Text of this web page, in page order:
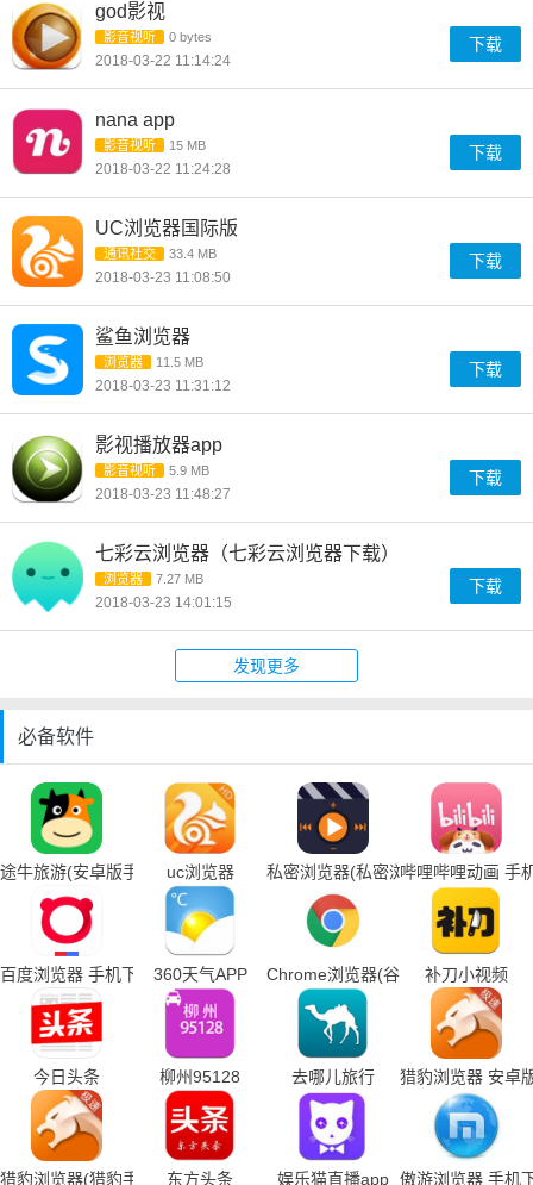
god影视
影音视听 0 bytes
2018-03-22 11:14:24
下载
nana app
影音视听 15 MB
2018-03-22 11:24:28
下载
UC浏览器国际版
通讯社交 33.4 MB
2018-03-23 11:08:50
下载
鲨鱼浏览器
浏览器 11.5 MB
2018-03-23 11:31:12
下载
影视播放器app
影音视听 5.9 MB
2018-03-23 11:48:27
下载
七彩云浏览器（七彩云浏览器下载）
浏览器 7.27 MB
2018-03-23 14:01:15
下载
发现更多
必备软件
途牛旅游(安卓版手机下载)uc浏览器 私密浏览器(私密浏览器手机下载)
哔哩哔哩动画 手
百度浏览器 手机下载360天气APP Chrome浏览器(谷歌浏览器手机下
补刀小视频
今日头条 柳州95128 去哪儿旅行 猎豹浏览器 安卓
猎豹浏览器(猎豹手机浏览器下载)
东方头条 娱乐猫直播app 傲游浏览器 手机